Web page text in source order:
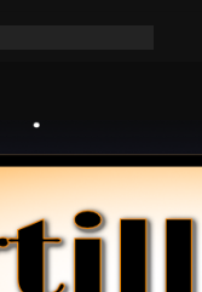
Amy Heckerling